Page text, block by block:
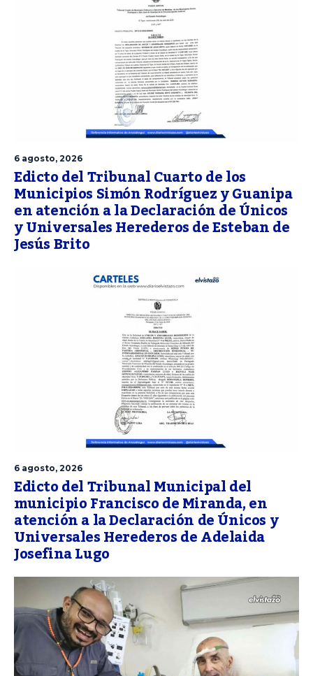
6 agosto, 2026
Edicto del Tribunal Cuarto de los
Municipios Simón Rodríguez y Guanipa
en atención a la Declaración de Únicos
y Universales Herederos de Esteban de
Jesús Brito
6 agosto, 2026
Edicto del Tribunal Municipal del
municipio Francisco de Miranda, en
atención a la Declaración de Únicos y
Universales Herederos de Adelaida
Josefina Lugo